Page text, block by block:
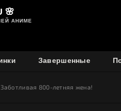
АНИМЕ
Завершенные
Заботливая 800-летняя жена!